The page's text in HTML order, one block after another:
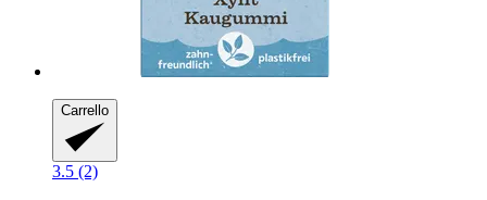
Carrello
3.5 (2)